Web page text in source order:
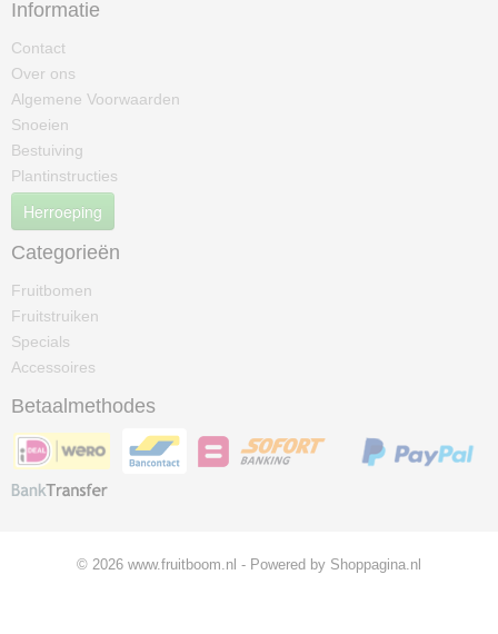
Informatie
Contact
Over ons
Algemene Voorwaarden
Snoeien
Bestuiving
Plantinstructies
Herroeping
Categorieën
Fruitbomen
Fruitstruiken
Specials
Accessoires
Betaalmethodes
© 2026 www.fruitboom.nl - Powered by Shoppagina.nl